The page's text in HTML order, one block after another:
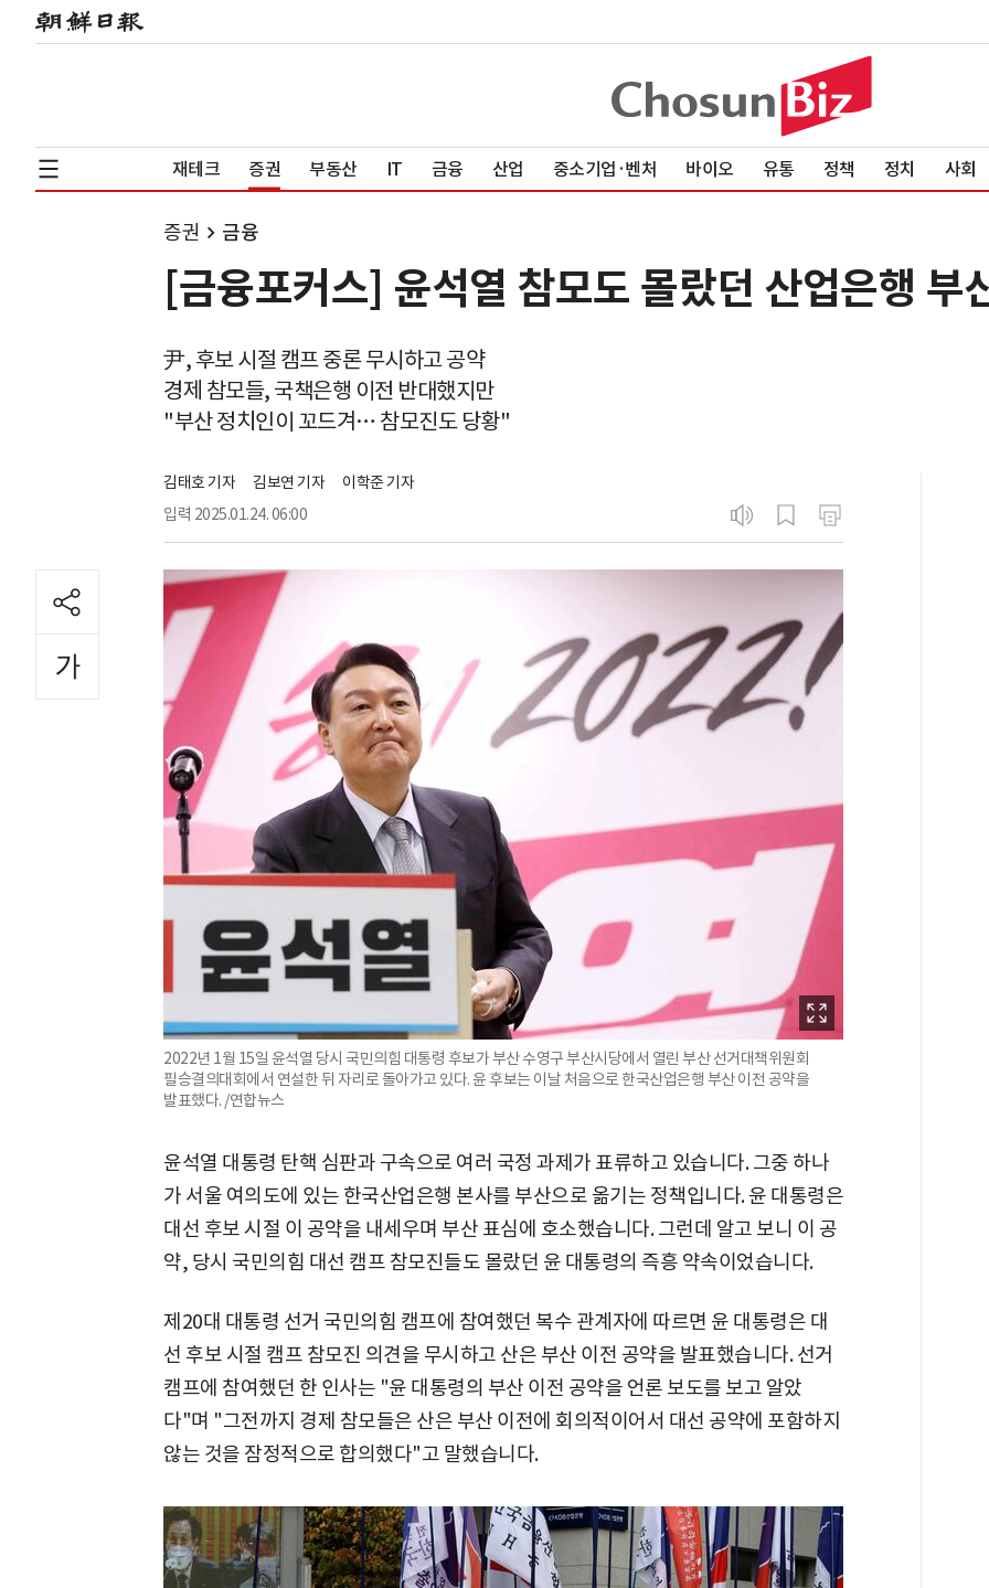
재테크 증권 부동산 IT 금융 산업 중소기업·벤처 바이오 유통 정책 정치 사회
증권 금융
[금융포커스] 윤석열 참모도 몰랐던 산업은행 부
尹, 후보 시절 캠프 중론 무시하고 공약
경제 참모들, 국책은행 이전 반대했지만
"부산 정치인이 꼬드겨… 참모진도 당황"
김태호 기자 김보연 기자
이학준 기자
입력 2025.01.24. 06:00
2022년 1월 15일 윤석열 당시 국민의힘 대통령 후보가 부산 수영구 부산시당에서 열린 부산 선거대책위원회
필승결의대회에서 연설한 뒤 자리로 돌아가고 있다. 윤 후보는 이날 처음으로 한국산업은행 부산 이전 공약을
발표했다. /연합뉴스
윤석열 대통령 탄핵 심판과 구속으로 여러 국정 과제가 표류하고 있습니다. 그중 하나
가 서울 여의도에 있는 한국산업은행 본사를 부산으로 옮기는 정책입니다. 윤 대통령은
대선 후보 시절 이 공약을 내세우며 부산 표심에 호소했습니다. 그런데 알고 보니 이 공
약, 당시 국민의힘 대선 캠프 참모진들도 몰랐던 윤 대통령의 즉흥 약속이었습니다.
제20대 대통령 선거 국민의힘 캠프에 참여했던 복수 관계자에 따르면 윤 대통령은 대
선 후보 시절 캠프 참모진 의견을 무시하고 산은 부산 이전 공약을 발표했습니다. 선거
캠프에 참여했던 한 인사는 "윤 대통령의 부산 이전 공약을 언론 보도를 보고 알았
다"며 "그전까지 경제 참모들은 산은 부산 이전에 회의적이어서 대선 공약에 포함하지
않는 것을 잠정적으로 합의했다"고 말했습니다.